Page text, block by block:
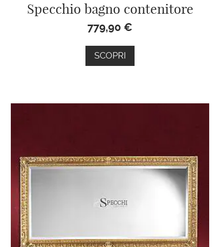
Specchio bagno contenitore
779,90 €
SCOPRI